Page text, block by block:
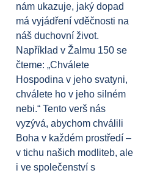
nám ukazuje, jaký dopad
má vyjádření vděčnosti na
náš duchovní život.
Například v Žalmu 150 se
čteme: „Chválete
Hospodina v jeho svatyni,
chválete ho v jeho silném
nebi.“ Tento verš nás
vyzývá, abychom chválili
Boha v každém prostředí –
v tichu našich modliteb, ale
i ve společenství s